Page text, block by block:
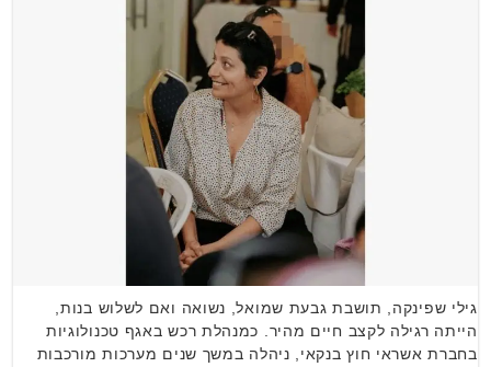
גילי שפינקה, תושבת גבעת שמואל, נשואה ואם לשלוש בנות,
הייתה רגילה לקצב חיים מהיר. כמנהלת רכש באגף טכנולוגיות
בחברת אשראי חוץ בנקאי, ניהלה במשך שנים מערכות מורכבות